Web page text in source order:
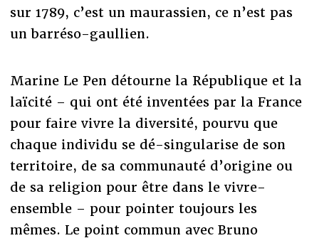
sur 1789, c’est un maurassien, ce n’est pas
un barréso-gaullien.
Marine Le Pen détourne la République et la
laïcité – qui ont été inventées par la France
pour faire vivre la diversité, pourvu que
chaque individu se dé-singularise de son
territoire, de sa communauté d’origine ou
de sa religion pour être dans le vivre-
ensemble – pour pointer toujours les
mêmes. Le point commun avec Bruno